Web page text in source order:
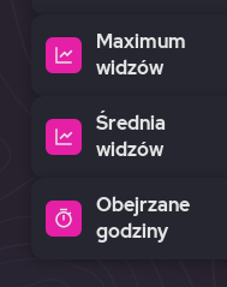
Maximum
widzów
Średnia
widzów
Obejrzane
godziny